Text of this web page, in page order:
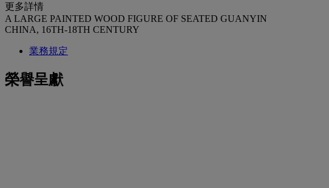
更多詳情
A LARGE PAINTED WOOD FIGURE OF SEATED GUANYIN
CHINA, 16TH-18TH CENTURY
業務規定
榮譽呈獻